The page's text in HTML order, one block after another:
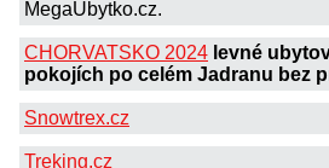
MegaUbytko.cz.
CHORVATSKO 2024 levné
pokojích po celém Jadranu bez
Snowtrex.cz
Treking.cz